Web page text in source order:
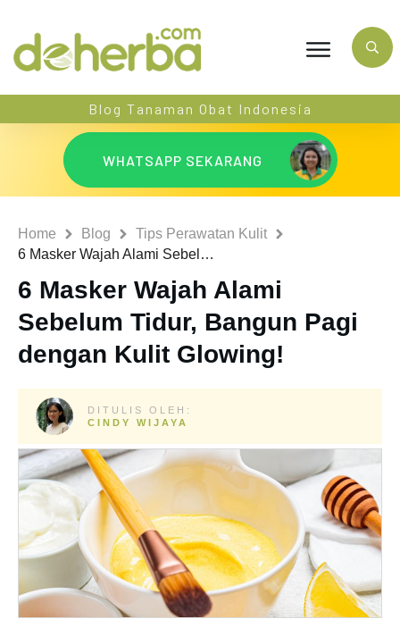
Blog Tanaman Obat Indonesia
WHATSAPP SEKARANG
Home Blog
Tips Perawatan Kulit
6 Masker Wajah Alami Sebelum Tidur, Bangun Pagi dengan Kulit Glowing!
6 Masker Wajah Alami
Sebelum Tidur, Bangun Pagi
dengan Kulit Glowing!
DITULIS OLEH:
CINDY WIJAYA